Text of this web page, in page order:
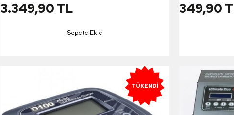
Adaptörü EU-12V5A
3.349,90 TL
Sepete Ekle
349,90
TÜKENDI